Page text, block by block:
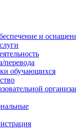
и
перевода
обучающихся